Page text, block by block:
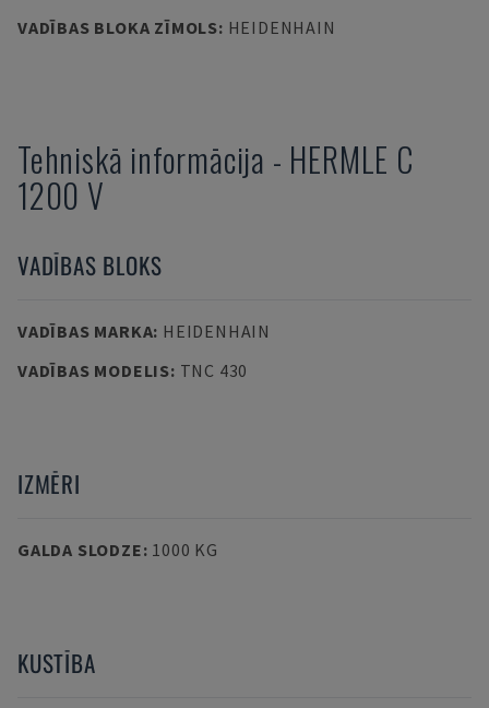
VADĪBAS BLOKA ZĪMOLS: HEIDENHAIN
Tehniskā informācija - HERMLE C
1200 V
VADĪBAS BLOKS
VADĪBAS MARKA: HEIDENHAIN
VADĪBAS MODELIS: TNC 430
IZMĒRI
GALDA SLODZE: 1000 KG
KUSTĪBA